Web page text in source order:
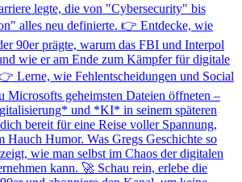
legte, die von "Cybersecurity" bis
alles neu definierte. 👉 Entdecke, wie
90er prägte, warum das FBI und Interpol
wie er am Ende zum Kämpfer für digitale
Lerne, wie Fehlentscheidungen und Social
Microsofts geheimsten Dateien öffneten –
und *KI* in seinem späteren
bereit für eine Reise voller Spannung,
Hauch Humor. Was Gregs Geschichte so
wie man selbst im Chaos der digitalen
kann. 🚀 Schau rein, erlebe die